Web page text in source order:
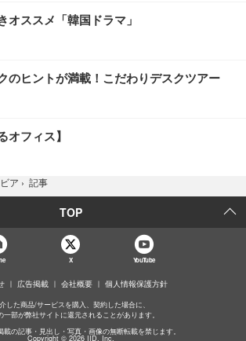
オススメ「韓国ドラマ」
のヒントが満載！こだわりデスクツアー
オフィス】
ア › 記事
TOP
X YouTube
広告掲載 会社概要 個人情報保護方針
した商品/サービスを購入、契約した場合に、
一部が弊社サイトに還元されることがあります。
載の記事・見出し・写真・画像の無断転載を禁じます。
Copyright © 2026 IID, Inc.